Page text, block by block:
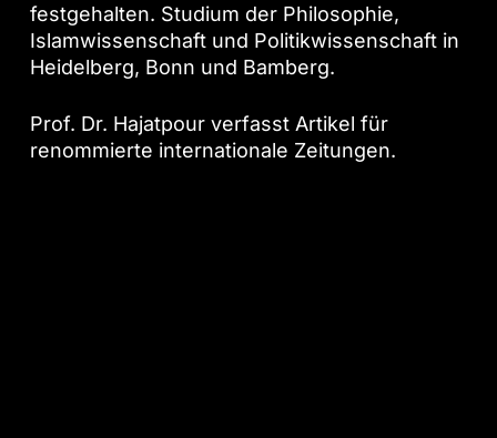
festgehalten. Studium der Philosophie,
Islamwissenschaft und Politikwissenschaft in
Heidelberg, Bonn und Bamberg.
Prof. Dr. Hajatpour verfasst Artikel für
renommierte internationale Zeitungen.